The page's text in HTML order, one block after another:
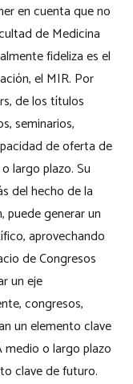
en cuenta que no
de Medicina
fideliza es el
el MIR. Por
de los títulos
seminarios,
de oferta de
largo plazo. Su
del hecho de la
puede generar un
aprovechando
de Congresos
un eje
congresos,
un elemento clave
o largo plazo
clave de futuro.